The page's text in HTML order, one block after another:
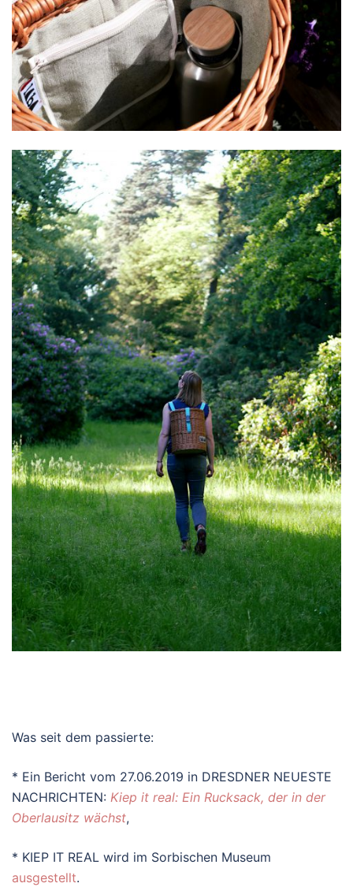
Was seit dem passierte:
* Ein Bericht vom 27.06.2019 in DRESDNER NEUESTE
NACHRICHTEN: Kiep it real: Ein Rucksack, der in der
Oberlausitz wächst,
* KIEP IT REAL wird im Sorbischen Museum
ausgestellt.